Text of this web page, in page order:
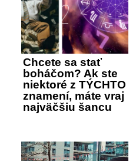
Chcete sa stať
boháčom? Ak ste
niektoré z TÝCHTO
znamení, máte vraj
najväčšiu šancu